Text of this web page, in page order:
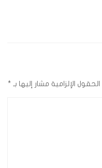
الحقول الإلزامية مشار إليها بـ *